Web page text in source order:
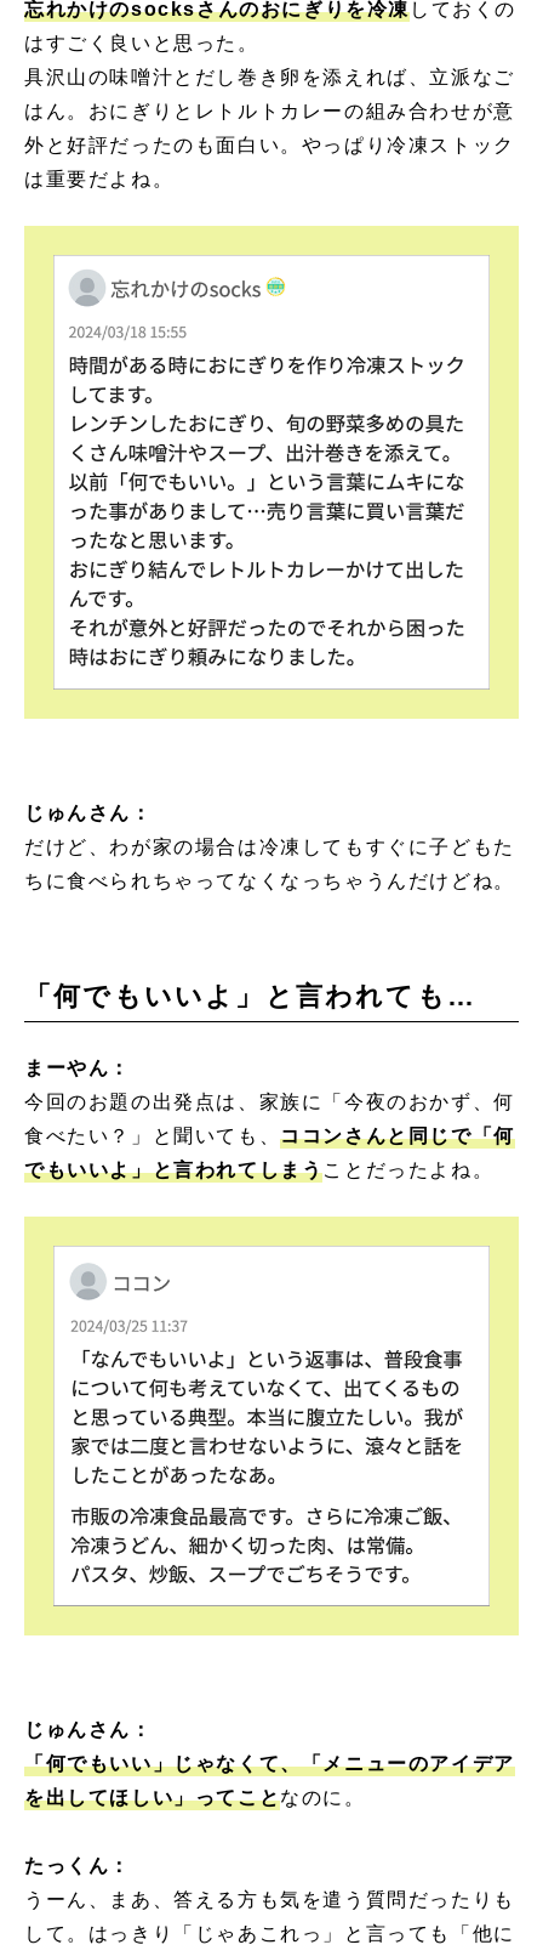
忘れかけのsocksさんのおにぎりを冷凍しておくの
はすごく良いと思った。
具沢山の味噌汁とだし巻き卵を添えれば、立派なご
はん。おにぎりとレトルトカレーの組み合わせが意
外と好評だったのも面白い。やっぱり冷凍ストック
は重要だよね。
じゅんさん：
だけど、わが家の場合は冷凍してもすぐに子どもた
ちに食べられちゃってなくなっちゃうんだけどね。
「何でもいいよ」と言われても…
まーやん：
今回のお題の出発点は、家族に「今夜のおかず、何
食べたい？」と聞いても、ココンさんと同じで「何
でもいいよ」と言われてしまうことだったよね。
じゅんさん：
「何でもいい」じゃなくて、「メニューのアイデア
を出してほしい」ってことなのに。
たっくん：
うーん、まあ、答える方も気を遣う質問だったりも
して。はっきり「じゃあこれっ」と言っても「他に